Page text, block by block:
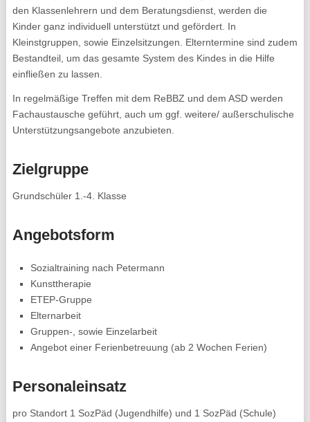
den Klassenlehrern und dem Beratungsdienst, werden die
Kinder ganz individuell unterstützt und gefördert. In
Kleinstgruppen, sowie Einzelsitzungen. Elterntermine sind zudem
Bestandteil, um das gesamte System des Kindes in die Hilfe
einfließen zu lassen.
In regelmäßige Treffen mit dem ReBBZ und dem ASD werden
Fachaustausche geführt, auch um ggf. weitere/ außerschulische
Unterstützungsangebote anzubieten.
Zielgruppe
Grundschüler 1.-4. Klasse
Angebotsform
Sozialtraining nach Petermann
Kunsttherapie
ETEP-Gruppe
Elternarbeit
Gruppen-, sowie Einzelarbeit
Angebot einer Ferienbetreuung (ab 2 Wochen Ferien)
Personaleinsatz
pro Standort 1 SozPäd (Jugendhilfe) und 1 SozPäd (Schule)